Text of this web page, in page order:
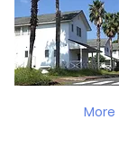
More